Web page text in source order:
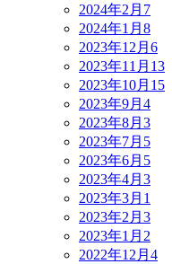
2024年2月 7
2024年1月 8
2023年12月 6
2023年11月 13
2023年10月 15
2023年9月 4
2023年8月 3
2023年7月 5
2023年6月 5
2023年4月 3
2023年3月 1
2023年2月 3
2023年1月 2
2022年12月 4